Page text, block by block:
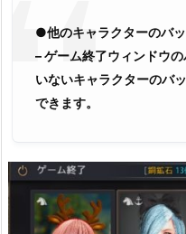
●他のキャラクターのバ
– ゲーム終了ウィンドウ
いないキャラクターのバ
できます。